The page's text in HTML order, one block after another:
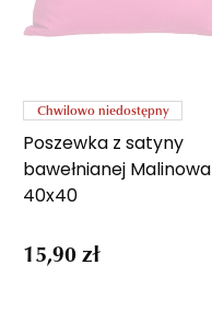
Chwilowo niedostępny
Poszewka z satyny
bawełnianej Malinowa
40x40
15,90 zł